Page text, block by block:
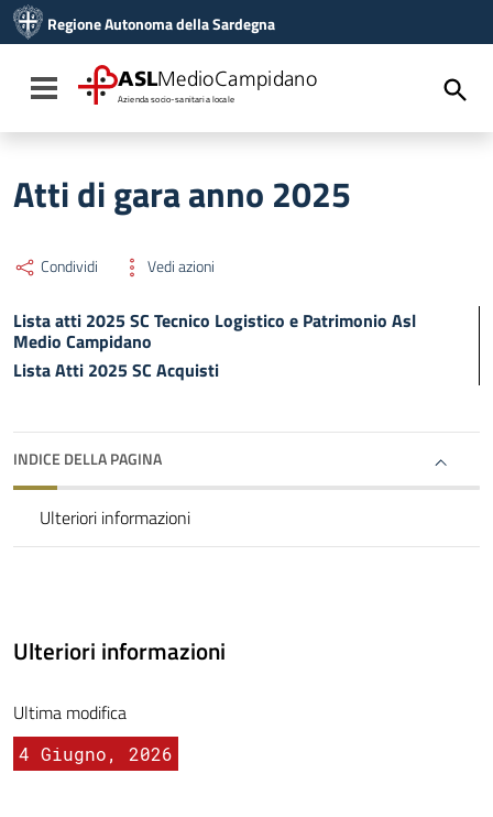
Vai al menu di navigazione
Vai al footer
Regione Autonoma della Sardegna
Toggle navigation
ASLMedioCampidano
Azienda socio-sanitaria locale
Atti di gara anno 2025
Condividi Vedi azioni
Lista atti 2025 SC Tecnico Logistico e Patrimonio Asl
Medio Campidano
Lista Atti 2025 SC Acquisti
INDICE DELLA PAGINA
Ulteriori informazioni
Ulteriori informazioni
Ultima modifica
4 Giugno, 2026